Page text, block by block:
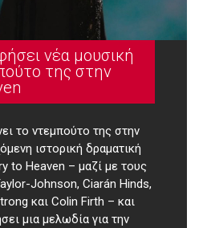
νέα μουσική
της στην
το ντεμπούτο της στην
ιστορική δραματική
to Heaven – μαζί με τους
Johnson, Ciarán Hinds,
και Colin Firth – και
μια μελωδία για την